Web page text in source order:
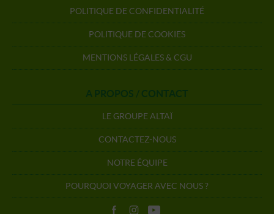
POLITIQUE DE CONFIDENTIALITÉ
POLITIQUE DE COOKIES
MENTIONS LÉGALES & CGU
A PROPOS / CONTACT
LE GROUPE ALTAÏ
CONTACTEZ-NOUS
NOTRE ÉQUIPE
POURQUOI VOYAGER AVEC NOUS ?